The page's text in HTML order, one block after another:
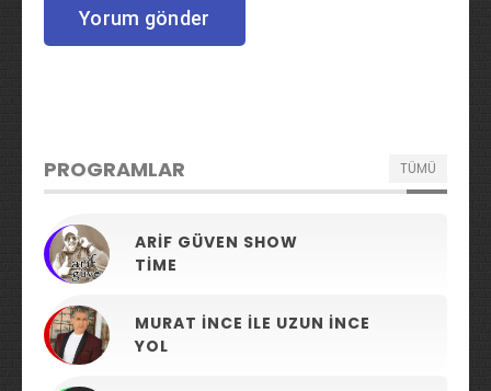
PROGRAMLAR TÜMÜ
ARIF GÜVEN SHOW
TIME
MURAT İNCE ILE UZUN İNCE
YOL